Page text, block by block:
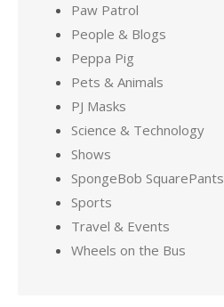
Paw Patrol
People & Blogs
Peppa Pig
Pets & Animals
PJ Masks
Science & Technology
Shows
SpongeBob SquarePants
Sports
Travel & Events
Wheels on the Bus